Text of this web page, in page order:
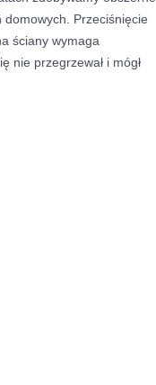
Przeciśnięcie
ściany wymaga
nie przegrzewał i mógł